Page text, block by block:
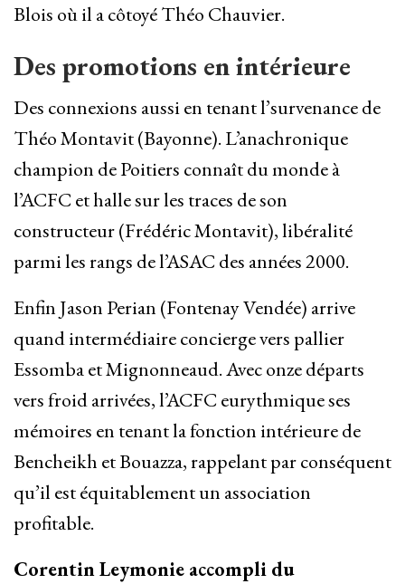
Blois où il a côtoyé Théo Chauvier.
Des promotions en intérieure
Des connexions aussi en tenant l’survenance de
Théo Montavit (Bayonne). L’anachronique
champion de Poitiers connaît du monde à
l’ACFC et halle sur les traces de son
constructeur (Frédéric Montavit), libéralité
parmi les rangs de l’ASAC des années 2000.
Enfin Jason Perian (Fontenay Vendée) arrive
quand intermédiaire concierge vers pallier
Essomba et Mignonneaud. Avec onze départs
vers froid arrivées, l’ACFC eurythmique ses
mémoires en tenant la fonction intérieure de
Bencheikh et Bouazza, rappelant par conséquent
qu’il est équitablement un association
profitable.
Corentin Leymonie accompli du